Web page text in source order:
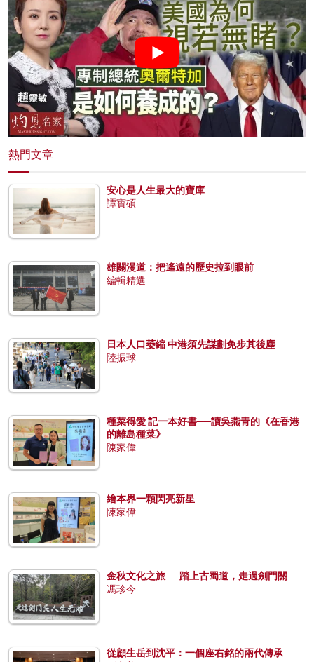
熱門文章
安心是人生最大的寶庫
譚寶碩
雄關漫道：把遙遠的歷史拉到眼前
編輯精選
日本人口萎縮 中港須先謀劃免步其後塵
陸振球
種菜得愛 記一本好書──讀吳燕青的《在香港
的離島種菜》
陳家偉
繪本界一顆閃亮新星
陳家偉
金秋文化之旅──踏上古蜀道，走過劍門關
馮珍今
從顧生岳到沈平：一個座右銘的兩代傳承